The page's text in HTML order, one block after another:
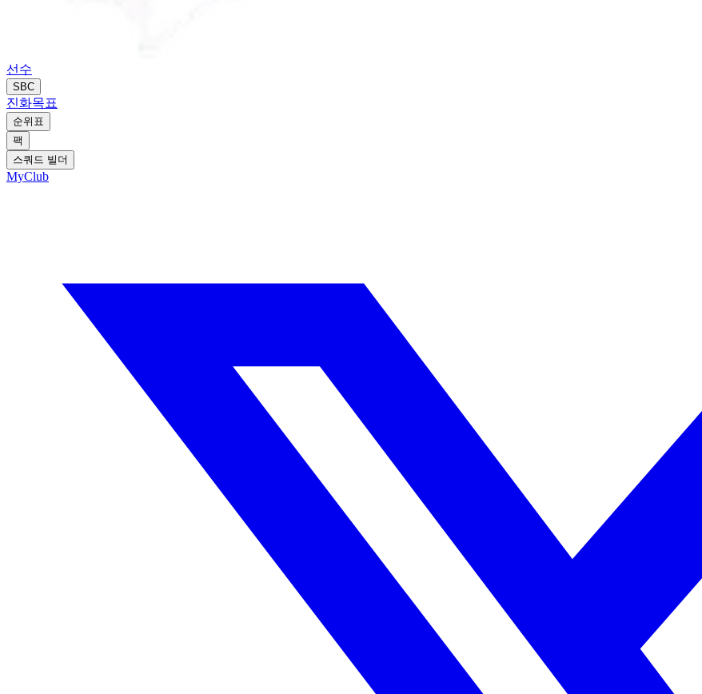
선수
SBC
진화목표
순위표
팩
스쿼드 빌더
MyClub